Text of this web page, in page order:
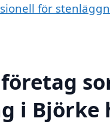
för
i Björke